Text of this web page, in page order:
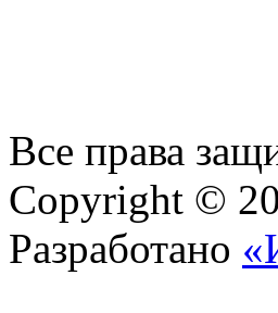
Все права
Copyright ©
Разработано